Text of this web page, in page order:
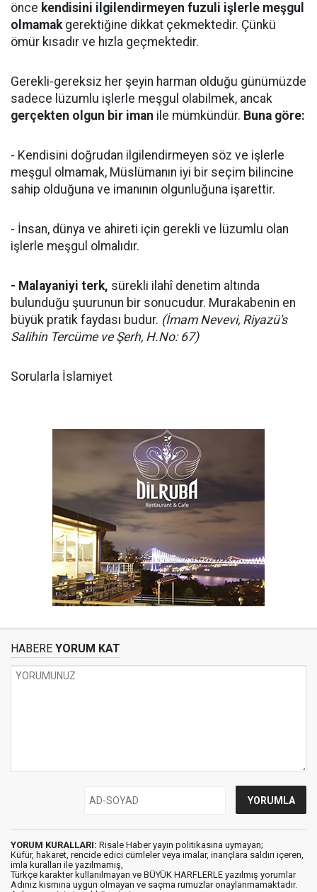
önce kendisini ilgilendirmeyen fuzuli işlerle meşgul
olmamakgerektiğine dikkat çekmektedir. Çünkü
ömür kısadır ve hızla geçmektedir.
Gerekli-gereksiz her şeyin harman olduğu günümüzde
sadece lüzumlu işlerle meşgul olabilmek, ancak
gerçekten olgun bir iman ile mümkündür. Buna göre:
- Kendisini doğrudan ilgilendirmeyen söz ve işlerle
meşgul olmamak, Müslümanın iyi bir seçim bilincine
sahip olduğuna ve imanının olgunluğuna işarettir.
- İnsan, dünya ve ahireti için gerekli ve lüzumlu olan
işlerle meşgul olmalıdır.
- Malayaniyi terk, sürekli ilahî denetim altında
bulunduğu şuurunun bir sonucudur. Murakabenin en
büyük pratik faydası budur. (İmam Nevevi, Riyazü's
Salihin Tercüme ve Şerh, H.No: 67)
Sorularla İslamiyet
HABERE YORUM KAT
YORUM KURALLARI: Risale Haber yayın politikasına uymayan;
Küfür, hakaret, rencide edici cümleler veya imalar, inançlara saldırı içeren,
imla kuralları ile yazılmamış,
Türkçe karakter kullanılmayan ve BÜYÜK HARFLERLE yazılmış yorumlar
Adınız kısmına uygun olmayan ve saçma rumuzlar onaylanmamaktadır.